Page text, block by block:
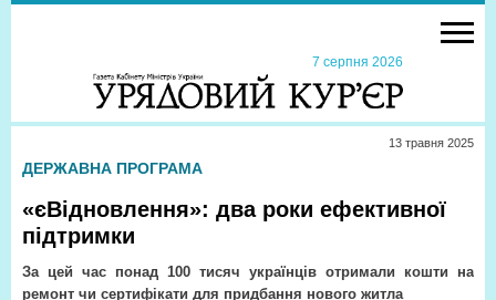
7 серпня 2026
13 травня 2025
ДЕРЖАВНА ПРОГРАМА
«єВідновлення»: два роки ефективної
підтримки
За цей час понад 100 тисяч українців отримали кошти на
ремонт чи сертифікати для придбання нового житла